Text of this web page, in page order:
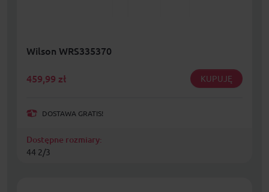
Wilson WRS335370
459,99 zł KUPUJĘ
DOSTAWA GRATIS!
Dostępne rozmiary:
44 2/3